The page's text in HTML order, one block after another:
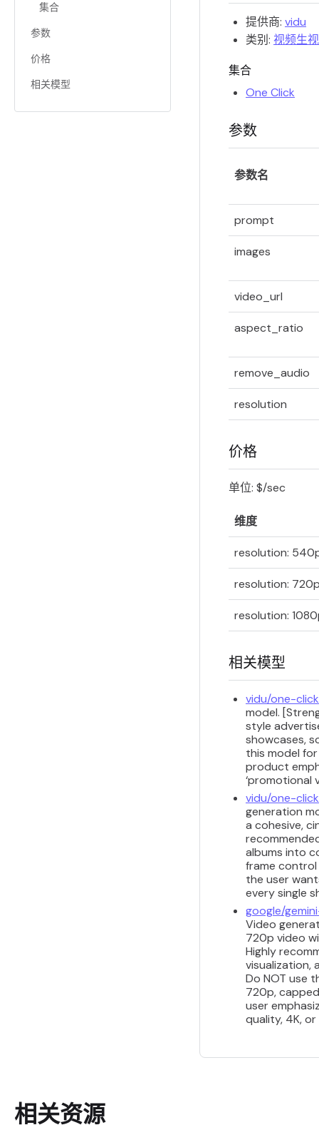
集合
参数
价格
相关模型
提供商: vidu
类别: 视频生
集合
One Click
参数
参数名
prompt
images
video_url
aspect_ratio
remove_audio
resolution
价格
单位: $/sec
维度
resolution:
resolution:
resolution:
相关模型
vidu/one-
model.
style
showcases,
this model
product
‘promotional
vidu/one-
generation
a cohesive,
albums into
frame control
the user
every single
google/
Video
720p video
Highly
visualization,
Do NOT use
720p,
user
quality, 4K,
相关资源